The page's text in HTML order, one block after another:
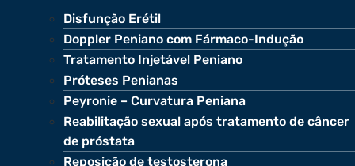
Disfunção Erétil
Doppler Peniano com Fármaco-Indução
Tratamento Injetável Peniano
Próteses Penianas
Peyronie – Curvatura Peniana
Reabilitação sexual após tratamento de câncer
de próstata
Reposição de testosterona